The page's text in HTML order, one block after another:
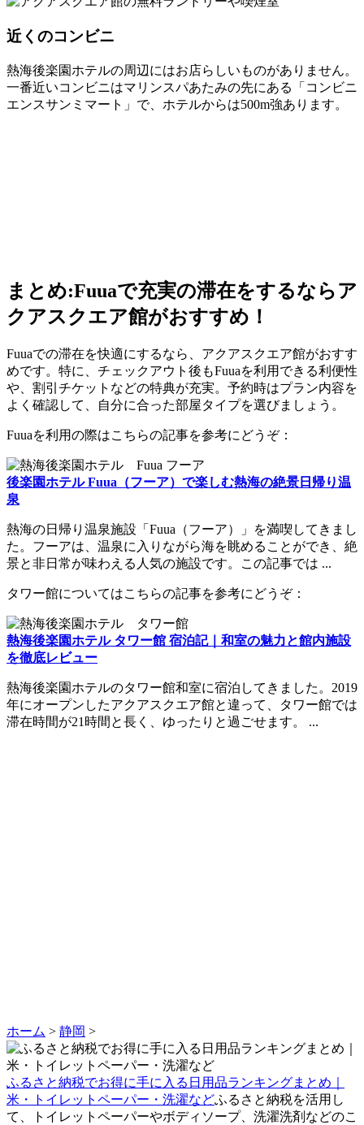
近くのコンビニ
熱海後楽園ホテルの周辺にはお店らしいものがありません。
一番近いコンビニはマリンスパあたみの先にある「コンビニ
エンスサンミマート」で、ホテルからは500m強あります。
まとめ:Fuuaで充実の滞在をするならア
クアスクエア館がおすすめ！
Fuuaでの滞在を快適にするなら、アクアスクエア館がおすす
めです。特に、チェックアウト後もFuuaを利用できる利便性
や、割引チケットなどの特典が充実。予約時はプラン内容を
よく確認して、自分に合った部屋タイプを選びましょう。
Fuuaを利用の際はこちらの記事を参考にどうぞ：
後楽園ホテル Fuua（フーア）で楽しむ熱海の絶景日帰り温
泉
熱海の日帰り温泉施設「Fuua（フーア）」を満喫してきまし
た。フーアは、温泉に入りながら海を眺めることができ、絶
景と非日常が味わえる人気の施設です。この記事では ...
タワー館についてはこちらの記事を参考にどうぞ：
熱海後楽園ホテル タワー館 宿泊記｜和室の魅力と館内施設
を徹底レビュー
熱海後楽園ホテルのタワー館和室に宿泊してきました。2019
年にオープンしたアクアスクエア館と違って、タワー館では
滞在時間が21時間と長く、ゆったりと過ごせます。 ...
ホーム > 静岡 >
ふるさと納税でお得に手に入る日用品ランキングまとめ｜
米・トイレットペーパー・洗濯などふるさと納税を活用し
て、トイレットペーパーやボディソープ、洗濯洗剤などのこ